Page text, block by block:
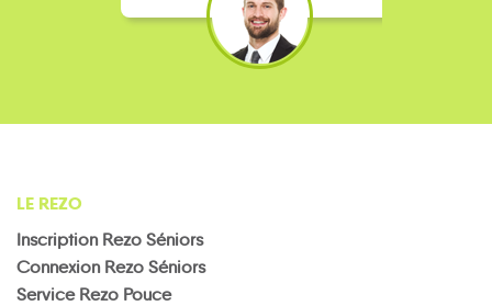
LE REZO
Inscription Rezo Séniors
Connexion Rezo Séniors
Service Rezo Pouce